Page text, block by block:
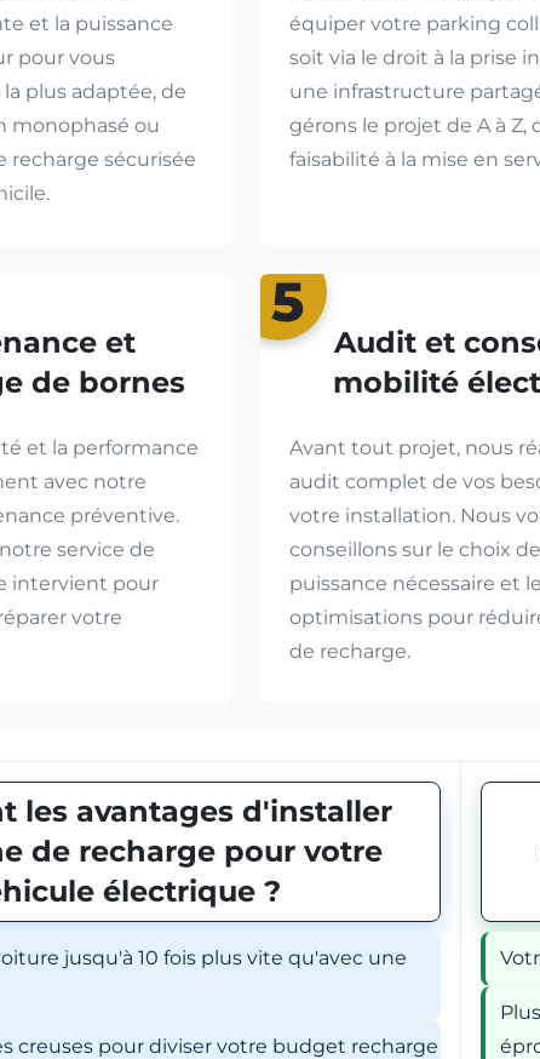
et la puissance
pour vous
plus adaptée, de
monophasé ou
recharge sécurisée
équiper votre parking
soit via le droit à la prise
une infrastructure
gérons le projet de A à Z,
faisabilité à la mise en
et
de bornes
et la performance
avec notre
préventive.
service de
intervient pour
votre
5
Audit et
mobilité
Avant tout projet, nous
audit complet de vos
votre installation. Nous
conseillons sur le choix
puissance nécessaire et
optimisations pour
de recharge.
les avantages d'installer
de recharge pour votre
électrique ?
jusqu'à 10 fois plus vite qu'avec une
creuses pour diviser votre budget recharge